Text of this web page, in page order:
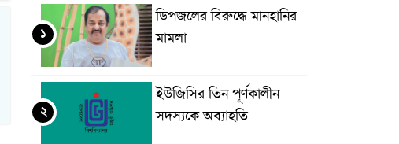
ডিপজলের বিরুদ্ধে মানহানির
মামলা
১
ইউজিসির তিন পূর্ণকালীন
সদস্যকে অব্যাহতি
২